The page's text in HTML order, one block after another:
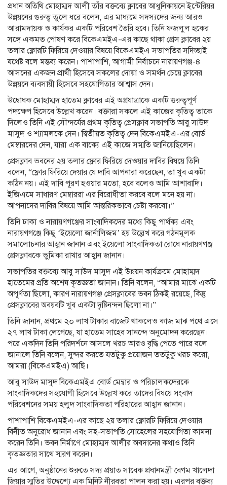
প্রধান অতিথি মোহাম্মদ আলী তাঁর বক্তব্যে ক্লাবের আধুনিকায়নে ইন্টেরিয়র
উন্নয়নের গুরুত্ব তুলে ধরে বলেন, এর মাধ্যমে সদস্যদের জন্য আরও
আরামদায়ক ও কার্যকর একটি পরিবেশ তৈরি হবে। তিনি ফজলুল হকের
সঙ্গে একমত পোষণ করে বিকেএমইএ-এর কাছে থাকা প্রেস ক্লাবের ২য়
তলার ফ্লোরটি ফিরিয়ে দেওয়ার বিষয়ে বিকেএমইএ সভাপতির সদিচ্ছাই
যথেষ্ট বলে মন্তব্য করেন। পাশাপাশি, আগামী নির্বাচনে নারায়ণগঞ্জ-৪
আসনের একজন প্রার্থী হিসেবে সকলের দোয়া ও সমর্থন চেয়ে ক্লাবের
উন্নয়নে ব্যবসায়ী হিসেবে সহযোগিতার আশ্বাস দেন।
উদ্বোধক মোহাম্মদ হাতেম ক্লাবের এই অগ্রযাত্রাকে একটি গুরুত্বপূর্ণ
পদক্ষেপ হিসেবে উল্লেখ করেন। বক্তারা সকলে এই কাজের কৃতিত্ব তাকে
দিলেও তিনি এই সৌন্দর্যের প্রথম কৃতিত্ব প্রেসক্লাব সভাপতি আবু সাউদ
মাসুদ ও শ্যামলকে দেন। দ্বিতীয়ত কৃতিত্ব দেন বিকেএমইএ-এর বোর্ড
মেম্বারদের দেন, যারা এক বাক্যে এই কাজে সম্মতি জানিয়েছিলেন।
প্রেসক্লাব ভবনের ২য় তলার ফ্লোর ফিরিয়ে দেওয়ার দাবির বিষয়ে তিনি
বলেন, “ফ্লোর ফিরিয়ে দেয়ার যে দাবি আপনারা করেছেন, তা খুব একটা
কঠিন নয়। এই দাবি পূরণ হওয়ার মতো, হবে বলেও আমি আশাবাদি।
ইজিএমে সাধারণ মেম্বাররা এর বিরোধীতা করবে বলে মনে হয় না।
আপনাদের দাবির বিষয়ে আমি আন্তরিকভাবে চেষ্টা করবো।”
তিনি ঢাকা ও নারায়ণগঞ্জের সাংবাদিকদের মধ্যে কিছু পার্থক্য এবং
নারায়ণগঞ্জে কিছু ‘ইয়েলো জার্নালিজম’ হয় উল্লেখ করে গঠনমূলক
সমালোচনার আহ্বান জানান এবং ইয়েলো সাংবাদিকতা রোধে নারায়ণগঞ্জ
প্রেসক্লাবকে ভুমিকা রাখার আহ্বান জানান।
সভাপতির বক্তব্যে আবু সাউদ মাসুদ এই উন্নয়ন কার্যক্রমে মোহাম্মদ
হাতেমের প্রতি অশেষ কৃতজ্ঞতা জানান। তিনি বলেন, “আমার মাঝে একটি
অপূর্ণতা ছিলো, কারণ নারায়ণগঞ্জ প্রেসক্লাবের ভবন ঠিকই রয়েছে, কিন্তু
প্রেসক্লাবের অবয়বটি খুব একটা দৃষ্টিনন্দন ছিলো না।”
তিনি জানান, প্রথমে ২০ লাখ টাকার বাজেট থাকলেও কাজ মাঝ পথে এসে
২৭ লাখ টাকা লেগেছে, যা হাতেম সাহেব সানন্দে অনুমোদন করেছেন।
পরে একদিন তিনি পরিদর্শনে আসলে খরচ আরও বৃদ্ধি পেতে পারে বলে
জানালে তিনি বলেন, সুন্দর করতে যতটুকু প্রয়োজন ততটুকু খরচ করো,
আমরা (বিকেএমইএ) আছি।
আবু সাউদ মাসুদ বিকেএমইএ বোর্ড মেম্বার ও পরিচালকদেরকে
সাংবাদিকদের সহযোগী হিসেবে উল্লেখ করে তাদের বিষয়ে সংবাদ
পরিবেশনের সময় হলুদ সাংবাদিকতা পরিহারের আহ্বান জানান।
পাশাপাশি বিকেএমইএ-এর কাছে ২য় তলার ফ্লোরটি ফিরিয়ে দেওয়ার
বিনীত অনুরোধ জানান এবং সহ-সভাপতি সোহেলের সহযোগিতা কামনা
করেন তিনি। ভবন নির্মাণে মোহাম্মদ আলীর অবদানের কথাও তিনি
কৃতজ্ঞতার সাথে স্মরণ করেন।
এর আগে, অনুষ্ঠানের শুরুতে সদ্য প্রয়াত সাবেক প্রধানমন্ত্রী বেগম খালেদা
জিয়ার স্মৃতির উদ্দেশ্যে এক মিনিট নীরবতা পালন করা হয়। এরপর বক্তব্য